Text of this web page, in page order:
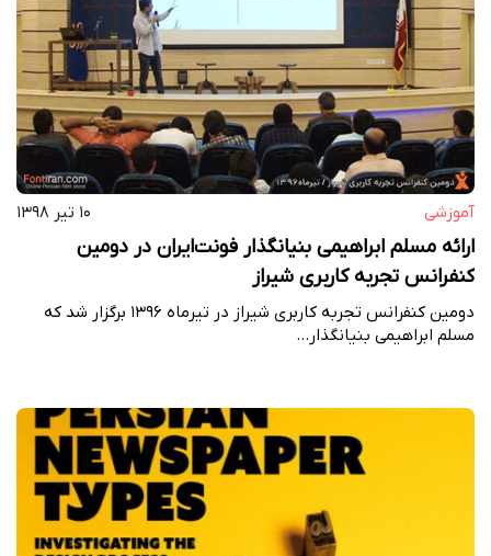
آموزشی ۱۰ تیر ۱۳۹۸
ارائه مسلم ابراهیمی بنیانگذار فونت‌ایران در دومین
کنفرانس تجربه کاربری شیراز
دومین کنفرانس تجربه کاربری شیراز در تیرماه ۱۳۹۶ برگزار شد که
مسلم ابراهیمی بنیانگذار…